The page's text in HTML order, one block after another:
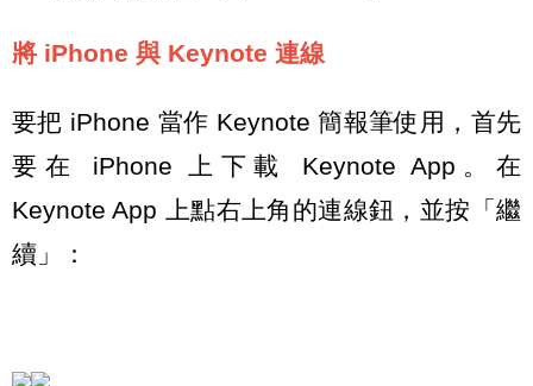
將 iPhone 與 Keynote 連線
要把 iPhone 當作 Keynote 簡報筆使用，首先
要在 iPhone 上下載 Keynote App。在
Keynote App 上點右上角的連線鈕，並按「繼
續」：